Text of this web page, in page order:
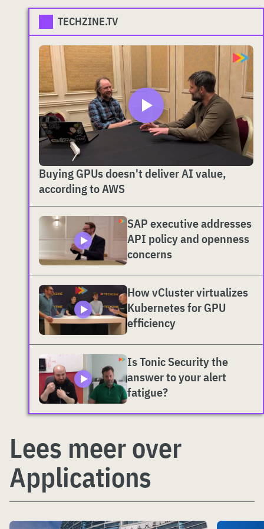
TECHZINE.TV
Buying GPUs doesn't deliver AI value,
according to AWS
SAP executive addresses
API policy and openness
concerns
How vCluster virtualizes
Kubernetes for GPU
efficiency
Is Tonic Security the
answer to your alert
fatigue?
Lees meer over
Applications